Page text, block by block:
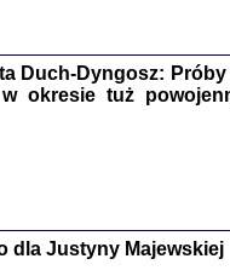
red. i wstęp Barbara
Duch-Dyngosz:
okresie tuż
dla Justyny Majewskiej